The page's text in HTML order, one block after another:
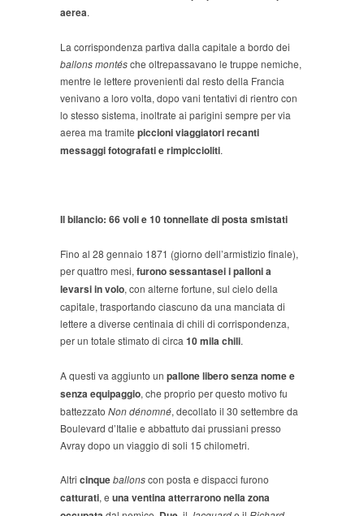
aerea.
La corrispondenza partiva dalla capitale a bordo dei
ballons montésche oltrepassavano le truppe nemiche,
mentre le lettere provenienti dal resto della Francia
venivano a loro volta, dopo vani tentativi di rientro con
lo stesso sistema, inoltrate ai parigini sempre per via
aerea ma tramite piccioni viaggiatori recanti
messaggi fotografati e rimpiccioliti.
Il bilancio: 66 voli e 10 tonnellate di posta smistati
Fino al 28 gennaio 1871 (giorno dell’armistizio finale),
per quattro mesi, furono sessantasei i palloni a
levarsi in volo, con alterne fortune, sul cielo della
capitale, trasportando ciascuno da una manciata di
lettere a diverse centinaia di chili di corrispondenza,
per un totale stimato di circa 10 mila chili.
A questi va aggiunto un pallone libero senza nome e
senza equipaggio, che proprio per questo motivo fu
battezzato Non dénomné, decollato il 30 settembre da
Boulevard d’Italie e abbattuto dai prussiani presso
Avray dopo un viaggio di soli 15 chilometri.
Altri cinqueballonscon posta e dispacci furono
catturati, e una ventina atterrarono nella zona